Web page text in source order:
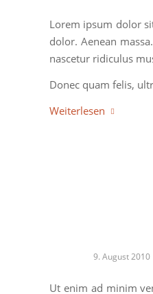
Lorem ipsum dolor
dolor. Aenean
nascetur ridiculus
Donec quam felis,
Weiterlesen
9. August 2010
Ut enim ad minim